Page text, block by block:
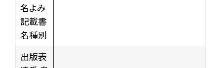
名よみ
記載書
名種別
出版表